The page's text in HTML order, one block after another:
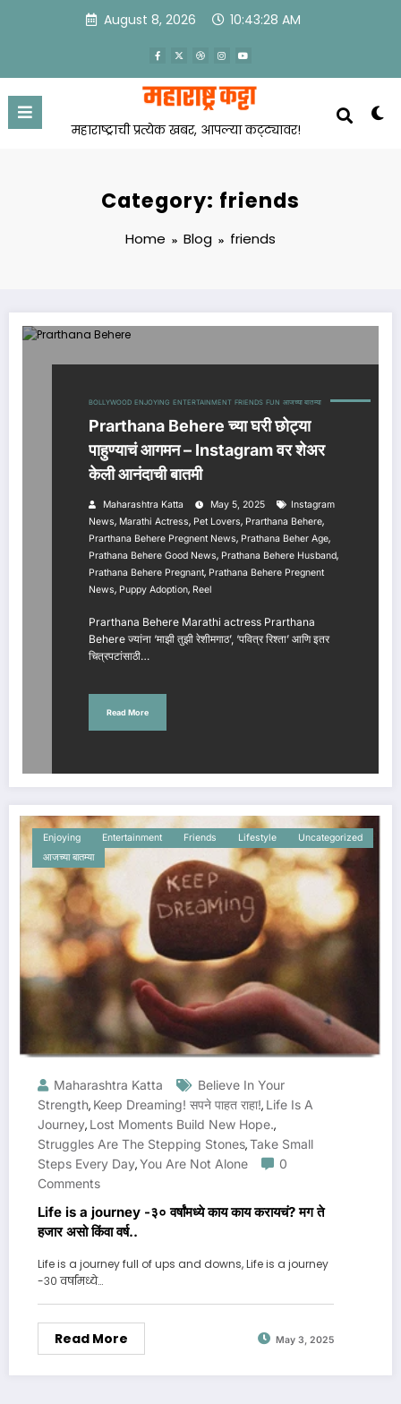
August 8, 2026 10:43:28 AM
महाराष्ट्राची प्रत्येक खबर, आपल्या कट्ट्यावर!
Category: friends
Home Blog friends
BOLLYWOOD ENJOYING ENTERTAINMENT FRIENDS FUN आजच्या बातम्या
Prarthana Behere च्या घरी छोट्या
पाहुण्याचं आगमन – Instagram वर शेअर
केली आनंदाची बातमी
Maharashtra Katta May 5, 2025
Instagram
News, Marathi Actress, Pet Lovers, Prarthana Behere,
Prarthana Behere Pregnent News, Prathana Beher Age,
Prathana Behere Good News, Prathana Behere Husband,
Prathana Behere Pregnant, Prathana Behere Pregnent
News, Puppy Adoption, Reel
Prarthana Behere Marathi actress Prarthana
Behere ज्यांना ‘माझी तुझी रेशीमगाठ’, ‘पवित्र रिश्ता’ आणि इतर
चित्रपटांसाठी…
Read More
Enjoying Entertainment Friends Lifestyle
Uncategorized
आजच्या बातम्या
Maharashtra Katta
Believe In Your
Strength, Keep Dreaming! सपने पाहत राहा!, Life Is A
Journey, Lost Moments Build New Hope.,
Struggles Are The Stepping Stones,Take Small
Steps Every Day,You Are Not Alone
0
Comments
Life is a journey -३० वर्षांमध्ये काय काय करायचं? मग ते
हजार असो किंवा वर्ष..
Life is a journey full of ups and downs, Life is a journey
-३० वर्षांमध्ये…
Read More May 3, 2025